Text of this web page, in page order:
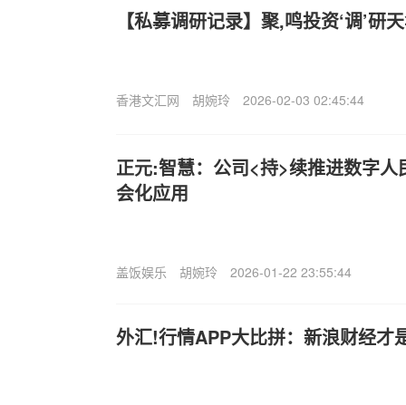
【私募调研记录】聚,鸣投资‘调’研
香港文汇网 胡婉玲 2026-02-03 02:45:44
正元:智慧：公司<持>续推进数字
会化应用
盖饭娱乐 胡婉玲 2026-01-22 23:55:44
外汇!行情APP大比拼：新浪财经才